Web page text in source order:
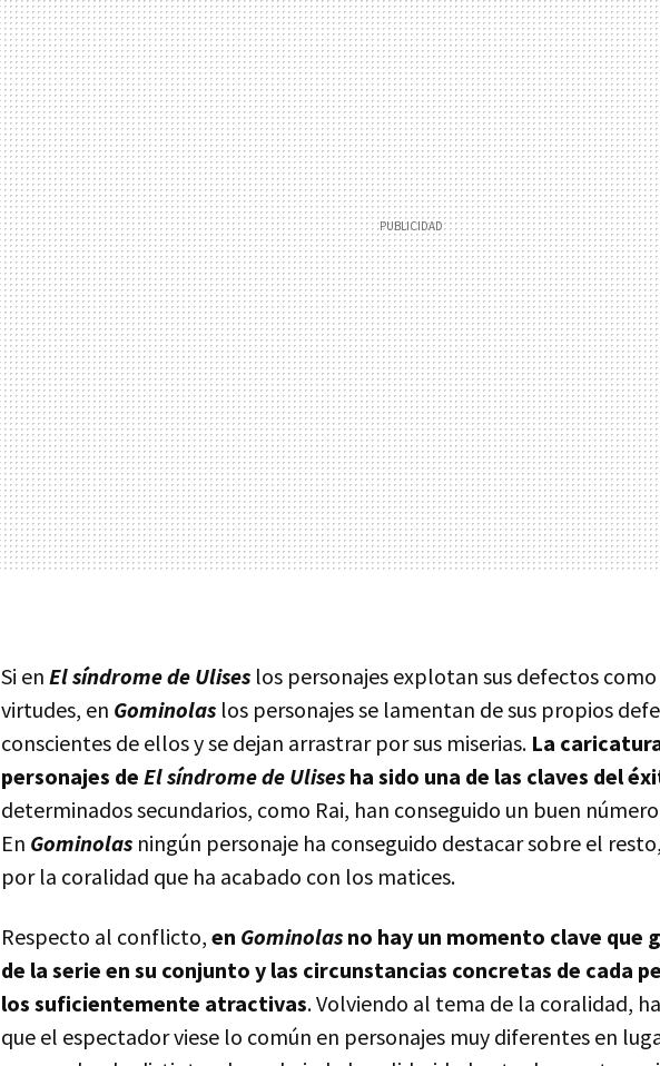
Si en El síndrome de Ulises los personajes explotan sus defectos
virtudes, en Gominolas los personajes se lamentan de sus propios
conscientes de ellos y se dejan arrastrar por sus miserias. La
personajes de El síndrome de Ulises ha sido una de las claves del
determinados secundarios, como Rai, han conseguido un buen
En Gominolas ningún personaje ha conseguido destacar sobre el
por la coralidad que ha acabado con los matices.
Respecto al conflicto, en Gominolas no hay un momento clave que
de la serie en su conjunto y las circunstancias concretas de cada
los suficientemente atractivas. Volviendo al tema de la coralidad,
que el espectador viese lo común en personajes muy diferentes en